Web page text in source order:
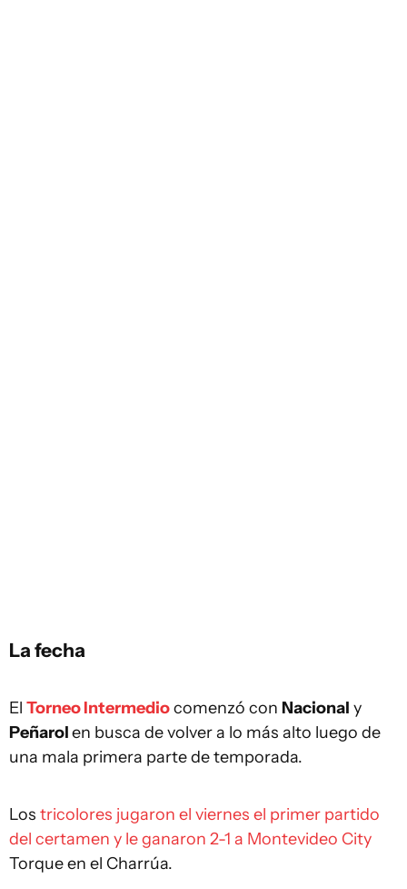
La fecha
El Torneo Intermediocomenzó con Nacional y
Peñarolen busca de volver a lo más alto luego de
una mala primera parte de temporada.
Los tricolores jugaron el viernes el primer partido
del certamen y le ganaron 2-1 a Montevideo City
Torque en el Charrúa.